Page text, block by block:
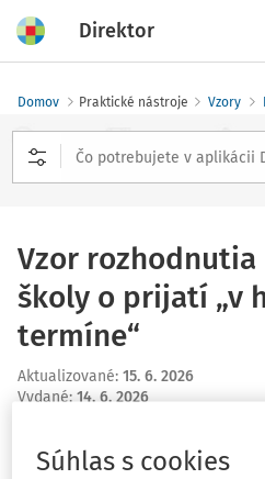
Direktor
Domov Praktické nástroje Vzory
Vzor
školy o prijatí „v
termíne“
Aktualizované: 15. 6. 2026
Vydané: 14. 6. 2026
Príloha obsahuje vzor
Súhlas s cookies